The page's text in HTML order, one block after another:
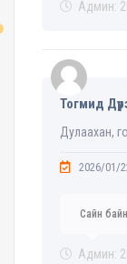
Админ:
Тогмид
Дулаахан,
2026/01/
Сайн
Админ: